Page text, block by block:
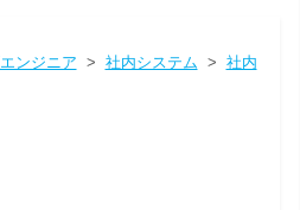
ンジニア > 社内システム > 社内